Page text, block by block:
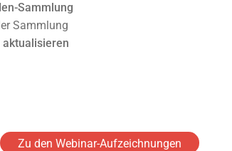
Sammlung
Sammlung
aktualisieren
Zu den Webinar-Aufzeichnungen